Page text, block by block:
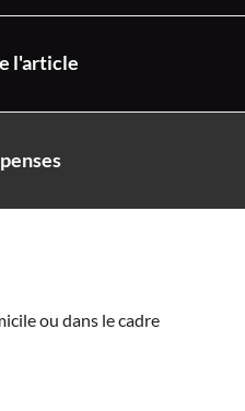
l'article
ou dans le cadre